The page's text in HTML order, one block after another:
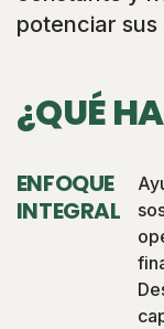
potenciar
¿QUÉ
ENFOQUE
INTEGRAL